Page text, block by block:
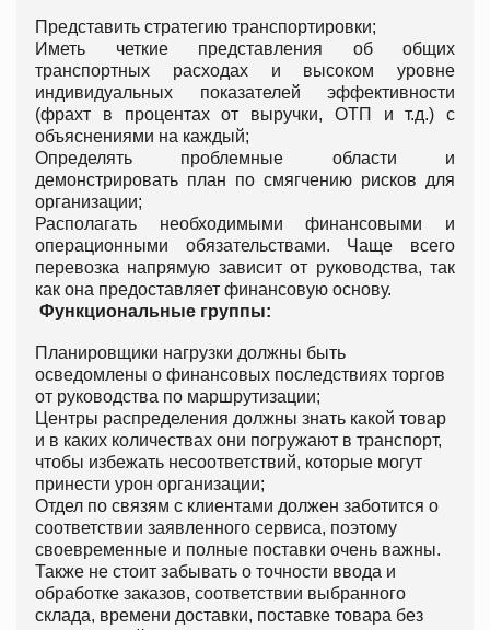
Представить стратегию транспортировки;
Иметь четкие представления об общих
транспортных расходах и высоком уровне
индивидуальных показателей эффективности
(фрахт в процентах от выручки, ОТП и т.д.) с
объяснениями на каждый;
Определять проблемные области и
демонстрировать план по смягчению рисков для
организации;
Располагать необходимыми финансовыми и
операционными обязательствами. Чаще всего
перевозка напрямую зависит от руководства, так
как она предоставляет финансовую основу.
Функциональные группы:
Планировщики нагрузки должны быть
осведомлены о финансовых последствиях торгов
от руководства по маршрутизации;
Центры распределения должны знать какой товар
и в каких количествах они погружают в транспорт,
чтобы избежать несоответствий, которые могут
принести урон организации;
Отдел по связям с клиентами должен заботится о
соответствии заявленного сервиса, поэтому
своевременные и полные поставки очень важны.
Также не стоит забывать о точности ввода и
обработке заказов, соответствии выбранного
склада, времени доставки, поставке товара без